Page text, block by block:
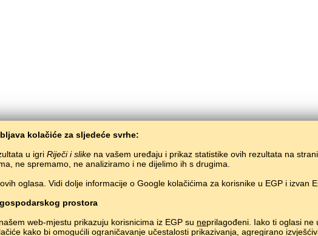
kolačiće za sljedeće svrhe:
u igri Riječi i slike na vašem uređaju i prikaz statistike ovih rezultata na
ne spremamo, ne analiziramo i ne dijelimo ih s drugima.
oglasa. Vidi dolje informacije o Google kolačićima za korisnike u EGP i izvan
prostora
web-mjestu prikazuju korisnicima iz EGP su neprilagođeni. Iako ti oglasi ne
kako bi omogućili ograničavanje učestalosti prikazivanja, agregirano
BaltoSlav / Riječi i slike/ Abazinski jezik u slikama
Copyright © 2015–2025 BALTOSLAV.